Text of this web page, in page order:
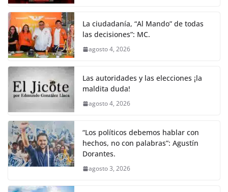
La ciudadanía, “Al Mando” de todas
las decisiones”: MC.
agosto 4, 2026
Las autoridades y las elecciones ¡la
maldita duda!
agosto 4, 2026
“Los políticos debemos hablar con
hechos, no con palabras”: Agustín
Dorantes.
agosto 3, 2026